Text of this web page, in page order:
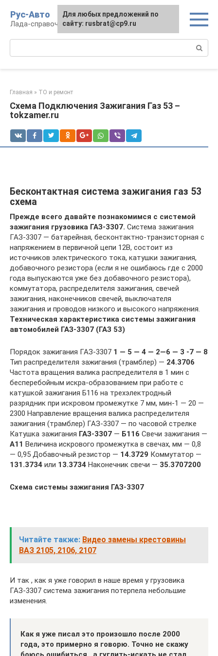
контенту
Рус-Авто
Лада-справочник
Главная » ТО и ремонт
Схема Подключения Зажигания Газ 53 –
tokzamer.ru
Бесконтактная система зажигания газ 53
схема
Прежде всего давайте познакомимся с системой
зажигания грузовика ГАЗ-3307. Система зажигания
ГАЗ-3307 — батарейная, бесконтактно-транзисторная с
напряжением в первичной цепи 12В, состоит из
источников электрического тока, катушки зажигания,
добавочного резистора (если я не ошибаюсь где с 2000
года выпускаются уже без добавочного резистора),
коммутатора, распределителя зажигания, свечей
зажигания, наконечников свечей, выключателя
зажигания и проводов низкого и высокого напряжения.
Техническая характеристика системы зажигания
автомобилей ГАЗ-3307 (ГАЗ 53)
Порядок зажигания ГАЗ-3307 1 — 5 — 4 — 2—6 — 3 -7 — 8
Тип распределителя зажигания (трамблер) — 24.3706
Частота вращения валика распределителя в 1 мин с
бесперебойным искра-образованием при работе с
катушкой зажигания Б116 на трехэлектродный
разрядник при искровом промежутке 7 мм, мин-1 — 20 —
2300 Направление вращения валика распределителя
зажигания (трамблер) ГАЗ-3307 — по часовой стрелке
Катушка зажигания ГАЗ-3307 — Б116 Свечи зажигания —
А11 Величина искрового промежутка в свечах, мм — 0,8
— 0,95 Добавочный резистор — 14.3729 Коммутатор —
131.3734 или 13.3734 Наконечник свечи — 35.3707200
Схема системы зажигания ГАЗ-3307
Читайте также: Видео замены крестовины
ВАЗ 2105, 2106, 2107
И так , как я уже говорил в наше время у грузовика
ГАЗ-3307 система зажигания потерпела небольшие
изменения.
Как я уже писал это произошло после 2000
года, это примерно я говорю. Точно не скажу
Для любых предложений по
сайту: rusbrat@cp9.ru